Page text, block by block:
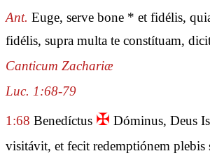
Ant. Euge, serve bone * et fidélis,
fidélis, supra multa te constítuam,
Canticum Zachariæ
Luc. 1:68-79
1:68 Benedíctus ✠ Dóminus, Deus
visitávit, et fecit redemptiónem plebis